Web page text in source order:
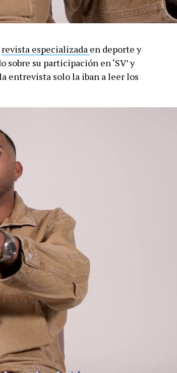
revista especializada en deporte y
su participación en ‘SV’ y
entrevista solo la iban a leer los